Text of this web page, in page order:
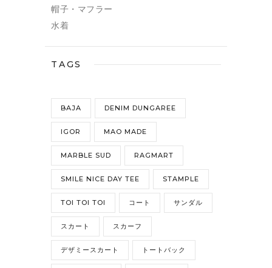
帽子・マフラー
水着
TAGS
BAJA DENIM DUNGAREE
IGOR MAO MADE
MARBLE SUD RAGMART
SMILE NICE DAY TEE STAMPLE
TOI TOI TOI コート サンダル
スカート スカーフ
デザミースカート トートバック